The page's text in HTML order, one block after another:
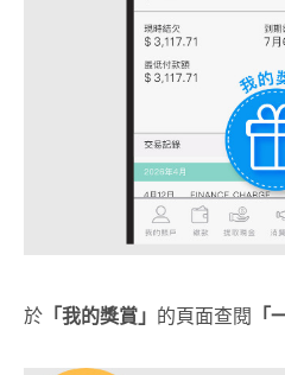
於 「我的獎賞」 的頁面查閱 「